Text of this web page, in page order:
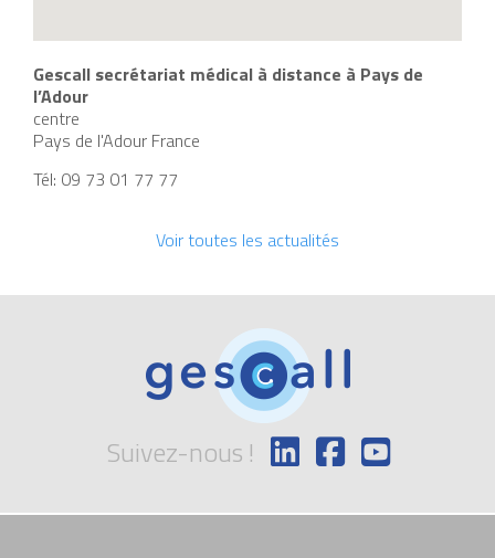
Gescall secrétariat médical à distance à Pays de
l’Adour
centre
Pays de l'Adour France
Tél: 09 73 01 77 77
Voir toutes les actualités
Suivez-nous !